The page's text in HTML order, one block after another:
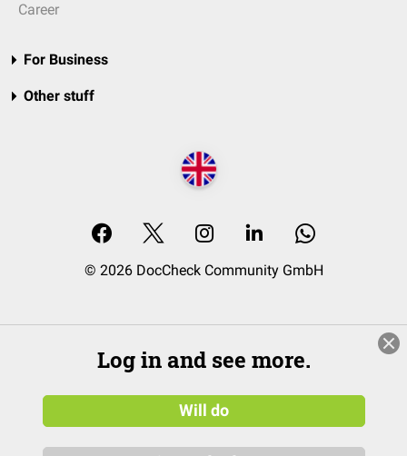
Career
For Business
Other stuff
© 2026 DocCheck Community GmbH
Log in and see more.
Will do